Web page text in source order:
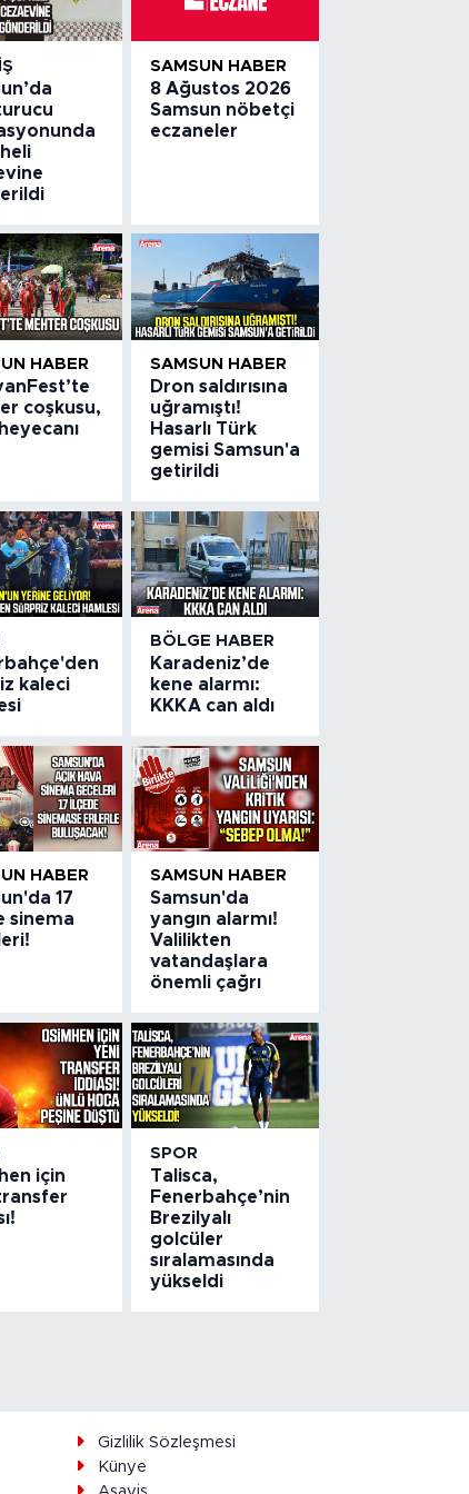
SAMSUN HABER
8 Ağustos 2026
Samsun nöbetçi
eczaneler
HABER
coşkusu,
SAMSUN HABER
Dron saldırısına
uğramıştı!
Hasarlı Türk
gemisi Samsun'a
getirildi
kaleci
BÖLGE HABER
Karadeniz’de
kene alarmı:
KKKA can aldı
HABER
17
sinema
SAMSUN HABER
Samsun'da
yangın alarmı!
Valilikten
vatandaşlara
önemli çağrı
için
SPOR
Talisca,
Fenerbahçe’nin
Brezilyalı
golcüler
sıralamasında
yükseldi
Gizlilik Sözleşmesi
Künye